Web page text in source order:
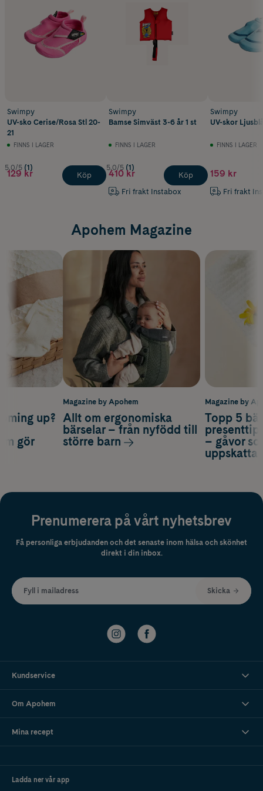
Swimpy
UV-sko Cerise/Rosa Stl 20-
21
FINNS I LAGER
5.0/5 (1)
129 kr Köp
Swimpy
Bamse Simväst 3-6 år 1 st
FINNS I LAGER
5.0/5 (1)
410 kr
Fri frakt Instabox
Köp
Swimpy
UV-skor
FINNS I LAGER
159 kr
Fri frakt
Apohem Magazine
Magazine by
Topp 5
– gåvor
up?
gör
Magazine by Apohem
Allt om ergonomiska
bärselar – från nyfödd till
större barn
Prenumerera på vårt nyhetsbrev
Få personliga erbjudanden och det senaste inom hälsa och skönhet
direkt i din inbox.
Fyll i mailadress Skicka
Kundservice
Om Apohem
Mina recept
Ladda ner vår app